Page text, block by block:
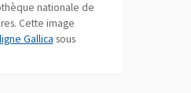
nationale de
Cette image
Gallica, Ouvre une nouvelle fenêtre
sous